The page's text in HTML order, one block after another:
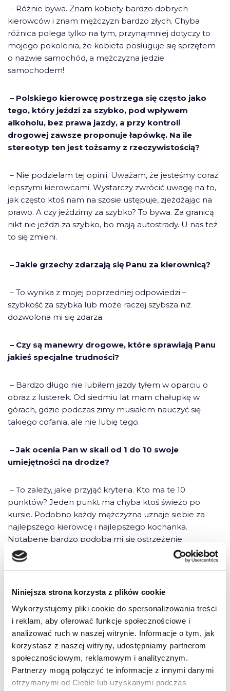
Niniejsza strona korzysta z plików cookie
Wykorzystujemy pliki cookie do spersonalizowania treści
i reklam, aby oferować funkcje społecznościowe i
analizować ruch w naszej witrynie. Informacje o tym, jak
korzystasz z naszej witryny, udostępniamy partnerom
społecznościowym, reklamowym i analitycznym.
Partnerzy mogą połączyć te informacje z innymi danymi
otrzymanymi od Ciebie lub uzyskanymi podczas
– Różnie bywa. Znam kobiety bardzo dobrych
kierowców i znam mężczyzn bardzo złych. Chyba
różnica polega tylko na tym, przynajmniej dotyczy to
mojego pokolenia, że kobieta posługuje się sprzętem
o nazwie samochód, a mężczyzna jedzie
samochodem!
– Polskiego kierowcę postrzega się często jako
tego, który jeździ za szybko, pod wpływem
alkoholu, bez prawa jazdy, a przy kontroli
drogowej zawsze proponuje łapówkę. Na ile
stereotyp ten jest tożsamy z rzeczywistością?
– Nie podzielam tej opinii. Uważam, że jesteśmy coraz
lepszymi kierowcami. Wystarczy zwrócić uwagę na to,
jak często ktoś nam na szosie ustępuje, zjeżdżając na
prawo. A czy jeździmy za szybko? To bywa. Za granicą
nikt nie jeździ za szybko, bo mają autostrady. U nas też
to się zmieni.
– Jakie grzechy zdarzają się Panu za kierownicą?
– To wynika z mojej poprzedniej odpowiedzi –
szybkość za szybka lub może raczej szybsza niż
dozwolona mi się zdarza.
– Czy są manewry drogowe, które sprawiają Panu
jakieś specjalne trudności?
– Bardzo długo nie lubiłem jazdy tyłem w oparciu o
obraz z lusterek. Od siedmiu lat mam chałupkę w
górach, gdzie podczas zimy musiałem nauczyć się
takiego cofania, ale nie lubię tego.
– Jak ocenia Pan w skali od 1 do 10 swoje
umiejętności na drodze?
– To zależy, jakie przyjąć kryteria. Kto ma te 10
punktów? Jeden punkt ma chyba ktoś świeżo po
kursie. Podobno każdy mężczyzna uznaje siebie za
najlepszego kierowcę i najlepszego kochanka.
Notabene bardzo podoba mi się ostrzeżenie
dedykowane kierowcom, chyba właśnie mężczyznom:
„jedź ostrożnie, nie każdy jest takim doskonałym
miliona kilometrów. Oceniam się na 8.
– Jest Pan artystą, który oprócz słów kojarzony
jest również z muzyką. Czego słucha Pan
najczęściej w samochodzie?
– Naprawdę różnej muzyki. Zaczynając od popu,
poprzez rock, blues, a kończąc na muzyce poważnej.